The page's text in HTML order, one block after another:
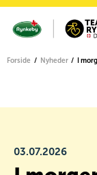
Forside Nyheder I
03.07.2026